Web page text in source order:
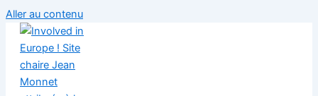
Aller au contenu